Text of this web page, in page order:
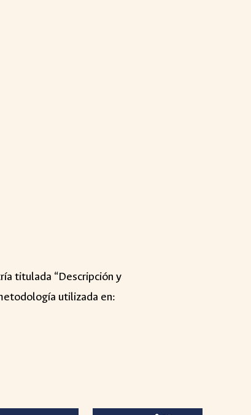
titulada “Descripción y
utilizada en: